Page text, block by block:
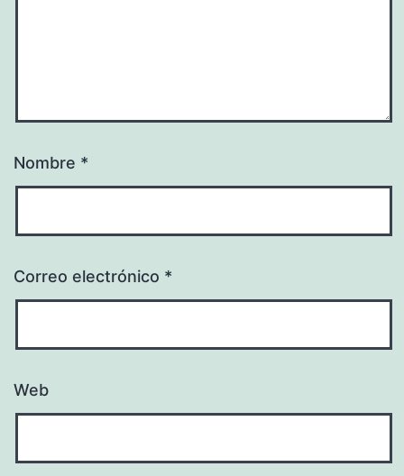
Nombre *
Correo electrónico *
Web